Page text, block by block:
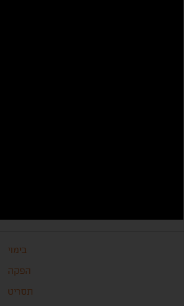
בימוי
הפקה
תסריט